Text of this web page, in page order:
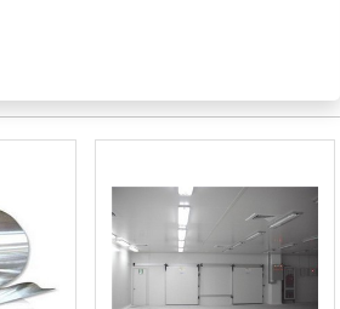
de combustível ao minimizar a
dos produtos transportados e aumenta o